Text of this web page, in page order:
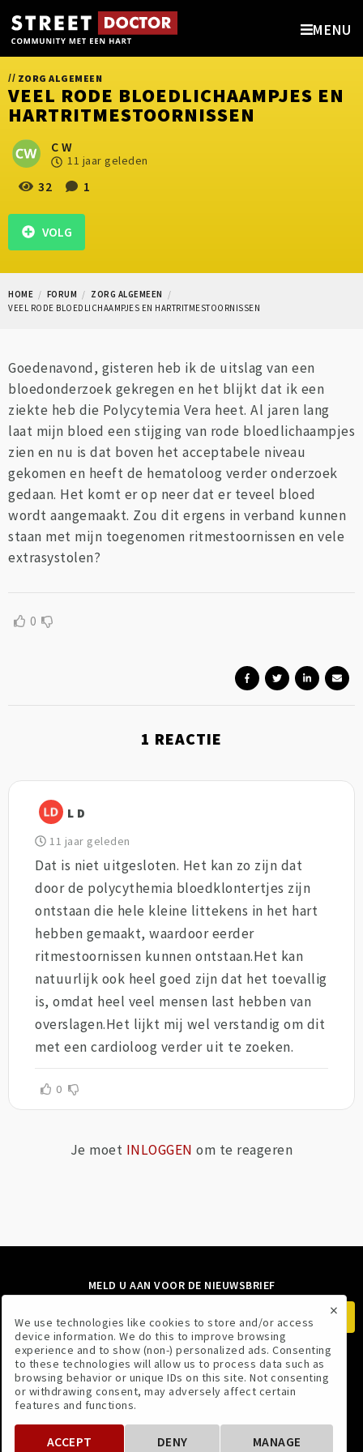
MENU
// ZORG ALGEMEEN
VEEL RODE BLOEDLICHAAMPJES EN
HARTRITMESTOORNISSEN
C W
11 jaar geleden
32 1
VOLG
HOME FORUM
ZORG ALGEMEEN
VEEL RODE BLOEDLICHAAMPJES EN HARTRITMESTOORNISSEN
Goedenavond, gisteren heb ik de uitslag van een
bloedonderzoek gekregen en het blijkt dat ik een
ziekte heb die Polycytemia Vera heet. Al jaren lang
laat mijn bloed een stijging van rode bloedlichaampjes
zien en nu is dat boven het acceptabele niveau
gekomen en heeft de hematoloog verder onderzoek
gedaan. Het komt er op neer dat er teveel bloed
wordt aangemaakt. Zou dit ergens in verband kunnen
staan met mijn toegenomen ritmestoornissen en vele
extrasystolen?
0
1 REACTIE
L D
11 jaar geleden
Dat is niet uitgesloten. Het kan zo zijn dat
door de polycythemia bloedklontertjes zijn
ontstaan die hele kleine littekens in het hart
hebben gemaakt, waardoor eerder
ritmestoornissen kunnen ontstaan.Het kan
natuurlijk ook heel goed zijn dat het toevallig
is, omdat heel veel mensen last hebben van
overslagen.Het lijkt mij wel verstandig om dit
met een cardioloog verder uit te zoeken.
0
Je moet INLOGGEN om te reageren
MELD U AAN VOOR DE NIEUWSBRIEF
VOLG ONS
×
We use technologies like cookies to store and/or access
device information. We do this to improve browsing
experience and to show (non-) personalized ads. Consenting
to these technologies will allow us to process data such as
browsing behavior or unique IDs on this site. Not consenting
or withdrawing consent, may adversely affect certain
features and functions.
ACCEPT DENY MANAGE